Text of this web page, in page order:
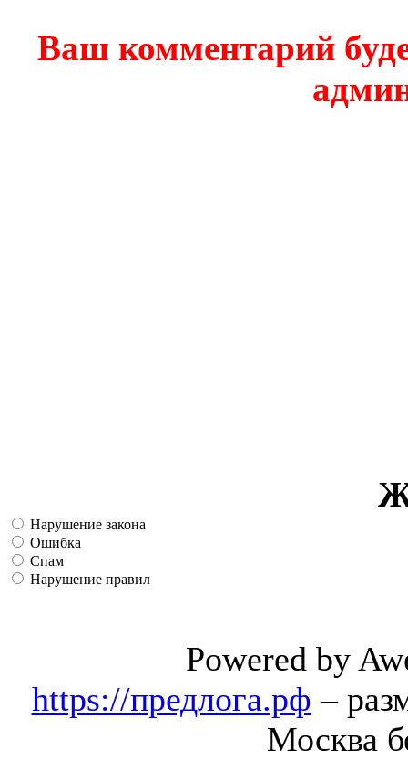
Ваш комментарий
Нарушение закона
Ошибка
Спам
Нарушение правил
Powered by
https://предлога.рф –
Москва